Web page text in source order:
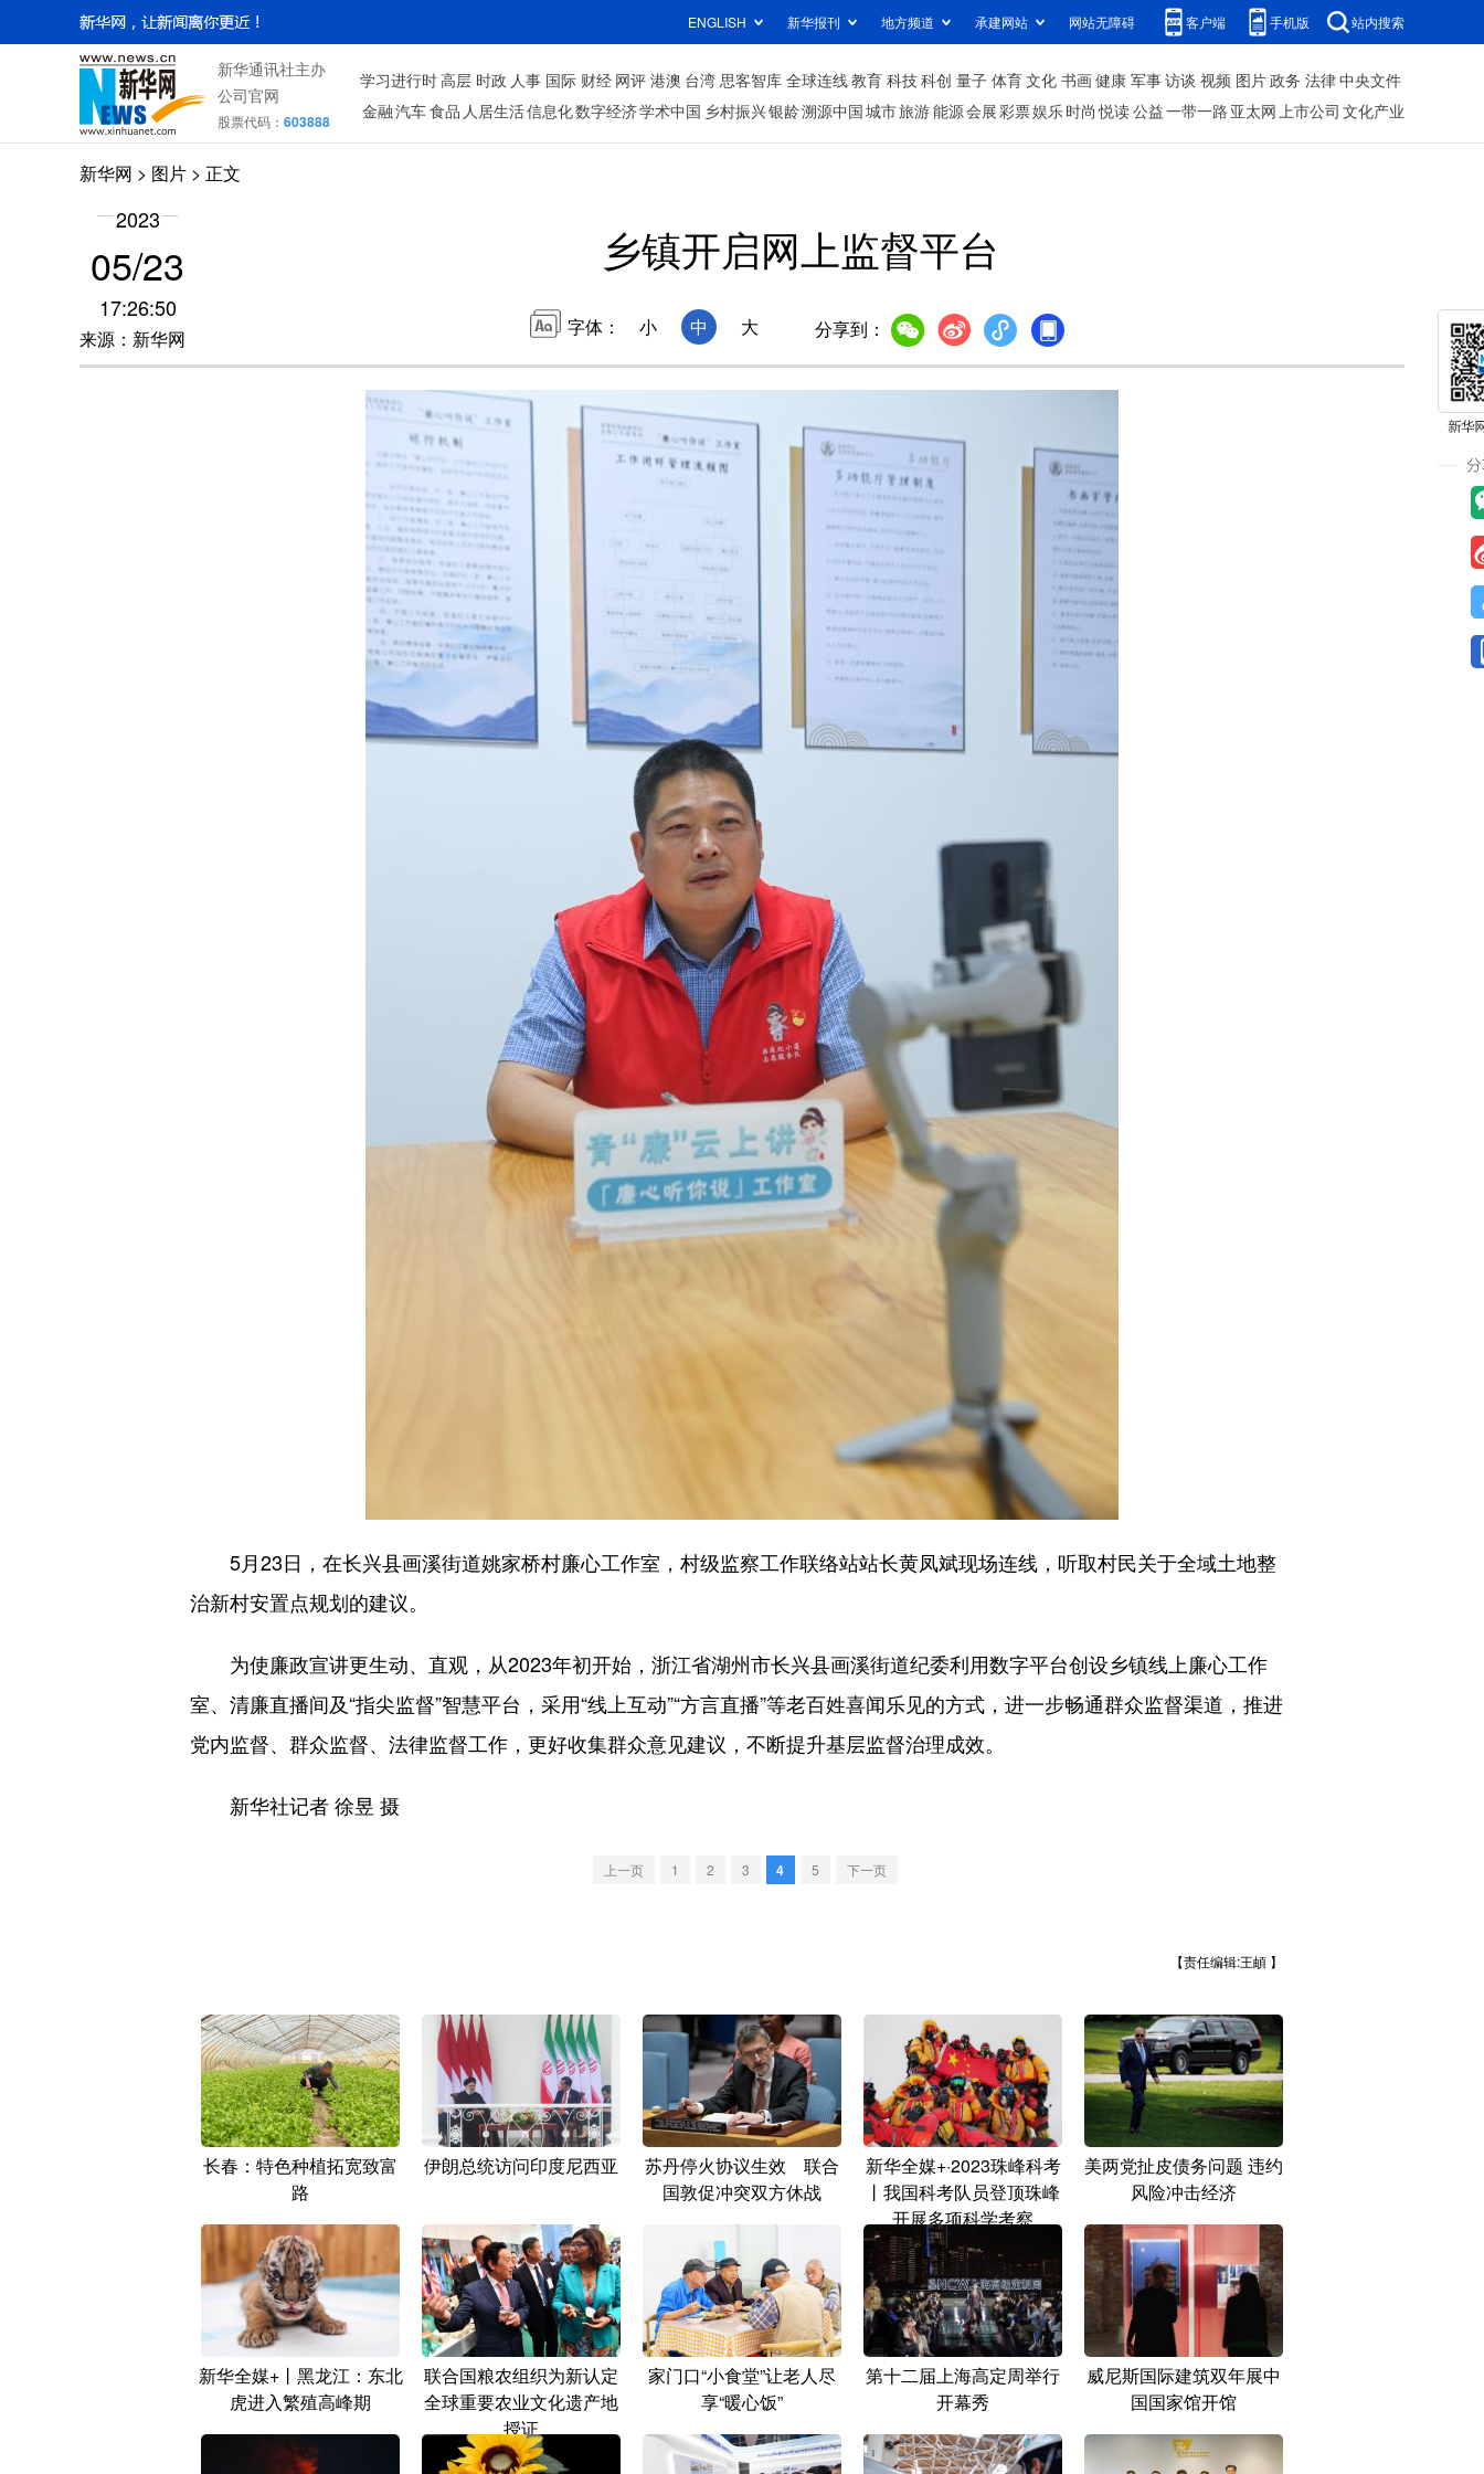
ENGLISH 新华报刊 地方频道 承建网站 网站无障碍 客户端 手机版 站内搜索
新华通讯社主办
公司官网
股票代码： 603888
学习进行时高层 时政 人事 国际 财经 网评 港澳 台湾 思客智库 全球连线教育 科技科创 量子 体育文化 书画健康 军事访谈 视频 图片政务 法律中央文件
金融汽车食品 人居生活信息化数字经济学术中国 乡村振兴银龄溯源中国城市旅游能源会展彩票娱乐时尚 悦读公益一带一路 亚太网上市公司 文化产业
新华网 > 图片 > 正文
2023
05/23
17:26:50
来源：新华网
乡镇开启网上监督平台
字体： 小 中 大 分享到：
5月23日，在长兴县画溪街道姚家桥村廉心工作室，村级监察工作联络站站长黄凤斌现场连线，听取村民关于全域土地整
治新村安置点规划的建议。
为使廉政宣讲更生动、直观，从2023年初开始，浙江省湖州市长兴县画溪街道纪委利用数字平台创设乡镇线上廉心工作
室、清廉直播间及“指尖监督”智慧平台，采用“线上互动”“方言直播”等老百姓喜闻乐见的方式，进一步畅通群众监督渠道，推进
党内监督、群众监督、法律监督工作，更好收集群众意见建议，不断提升基层监督治理成效。
新华社记者 徐昱 摄
上一页 1 2 3 4 5 下一页
【责任编辑:王頔 】
长春：特色种植拓宽致富
路
伊朗总统访问印度尼西亚
苏丹停火协议生效 联合
国敦促冲突双方休战
新华全媒+·2023珠峰科考
丨我国科考队员登顶珠峰
开展多项科学考察
美两党扯皮债务问题 违约
风险冲击经济
新华全媒+丨黑龙江：东北
虎进入繁殖高峰期
联合国粮农组织为新认定
全球重要农业文化遗产地
授证
家门口“小食堂”让老人尽
享“暖心饭”
第十二届上海高定周举行
开幕秀
威尼斯国际建筑双年展中
国国家馆开馆